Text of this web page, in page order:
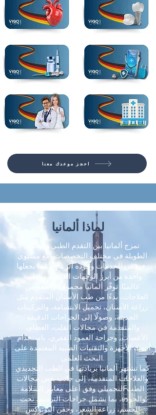
احجز موعدك معنا
لماذا ألمانيا
تمزج ألمانيا بين التقدم الطبي والخبرة
الطويلة في مختلف التخصصات، مع مستوى
رفيع من الخدمات وجودة الرعاية، مما يجعلها
واحدة من أبرز الوجهات العلاجية والطبية
عالميًا. توفّر ألمانيا مجموعة واسعة من
العلاجات، بدءًا من طب الأسنان المتقدم مثل
زراعة الأسنان، تجميل الابتسامة، والتركيبات
الحديثة، وصولًا إلى الجراحات الدقيقة
والمتقدمة في مجالات القلب، العظام،
الأعصاب، وجراحة العمود الفقري، باستخدام
أحدث الأجهزة والتقنيات الطبية المعتمدة على
البحث العلمي.
كما تشتهر ألمانيا بريادتها في الطب التجديدي
والعلاجات المتقدمة، إلى جانب بعض مجالات
الطب التجميلي وفق أعلى معايير السلامة
والجودة، بما يشمل جراحات الترميم، نحت
الجسم، زراعة الشعر، وحقن البوتوكس